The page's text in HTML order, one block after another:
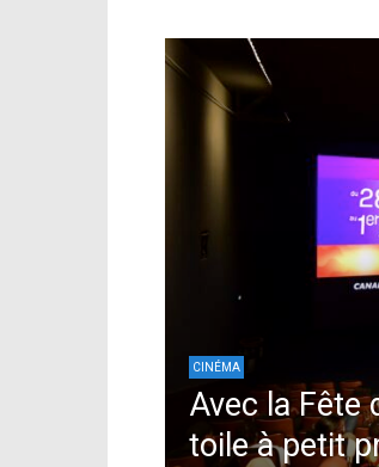
CINÉMA
Avec la Fête
toile à petit